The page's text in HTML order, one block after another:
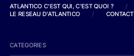
ATLANTICO C'EST QUI, C'EST QUOI ?
/
LE RESEAU D'ATLANTICO
/ CONTACT
CATEGORIES